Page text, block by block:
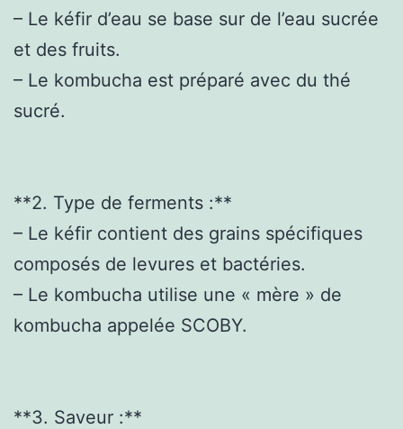
– Le kéfir d’eau se base sur de l’eau sucrée
et des fruits.
– Le kombucha est préparé avec du thé
sucré.
**2. Type de ferments :**
– Le kéfir contient des grains spécifiques
composés de levures et bactéries.
– Le kombucha utilise une « mère » de
kombucha appelée SCOBY.
**3. Saveur :**